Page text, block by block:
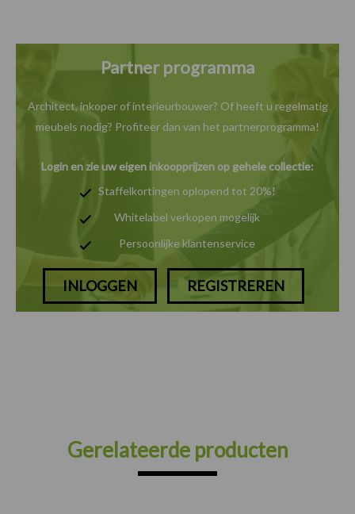
Partner programma
Architect, inkoper of interieurbouwer? Of heeft u regelmatig
meubels nodig? Profiteer dan van het partnerprogramma!
Login en zie uw eigen inkoopprijzen op gehele collectie:
Staffelkortingen oplopend tot 20%!
Whitelabel verkopen mogelijk
Persoonlijke klantenservice
INLOGGEN REGISTREREN
Gerelateerde producten